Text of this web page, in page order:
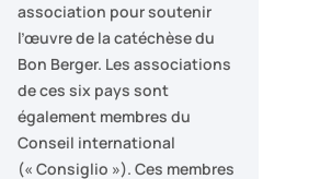
association pour soutenir
l’œuvre de la catéchèse du
Bon Berger. Les associations
de ces six pays sont
également membres du
Conseil international
(« Consiglio »). Ces membres